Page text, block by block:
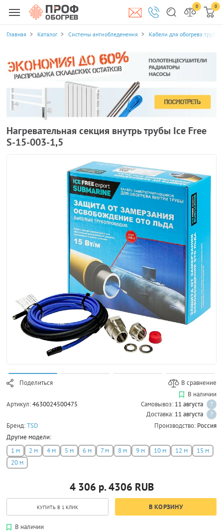
0 0
Главная Каталог Системы антиобледенения Кабели для обогрева
Нагревательная секция внутрь трубы Ice Free
S-15-003-1,5
Поделиться В сравнение
Артикул:4630024500475
В наличии
Самовывоз: 11 августа
?
Доставка: 11 августа
?
Бренд:TSD Производство: Россия
Другие модели:
1 м
2 м 4 м 5 м 6 м 7 м 8 м 9 м 10 м 12 м
15 м
20 м
4 306 р. 4306 RUB
КУПИТЬ В 1 КЛИК В КОРЗИНУ
В наличии